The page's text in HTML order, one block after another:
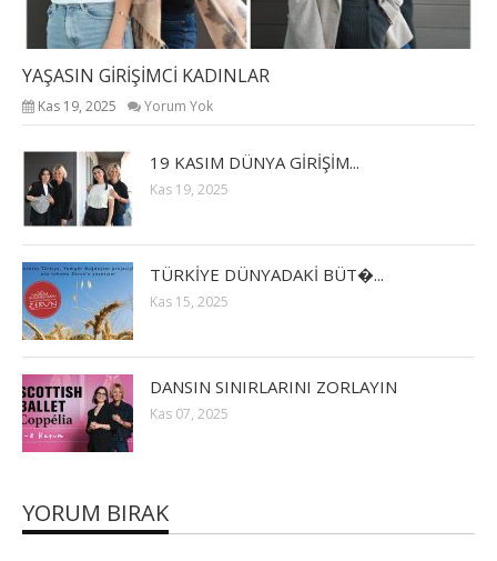
YAŞASIN GİRİŞİMCİ KADINLAR
Kas 19, 2025 Yorum Yok
19 KASIM DÜNYA GİRİŞİM...
Kas 19, 2025
TÜRKİYE DÜNYADAKİ BÜT�...
Kas 15, 2025
DANSIN SINIRLARINI ZORLAYIN
Kas 07, 2025
YORUM BIRAK